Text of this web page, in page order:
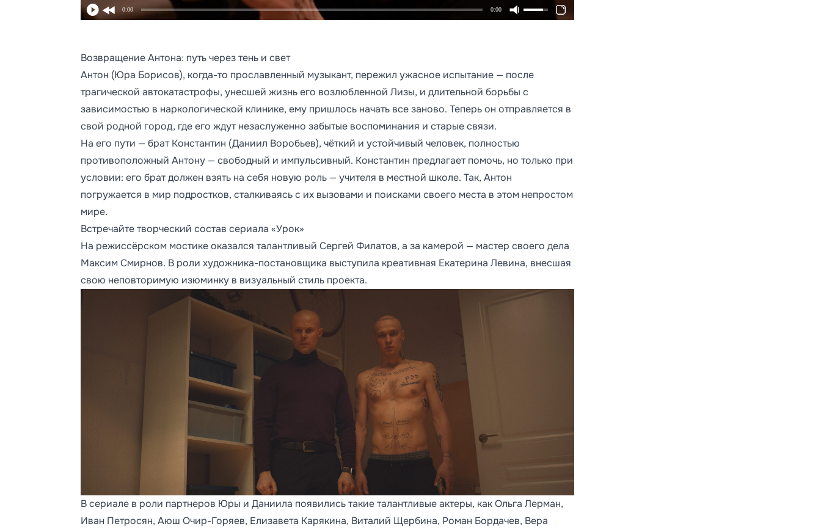
0:00 0:00
Возвращение Антона: путь через тень и свет
Антон (Юра Борисов), когда-то прославленный музыкант, пережил ужасное испытание — после
трагической автокатастрофы, унесшей жизнь его возлюбленной Лизы, и длительной борьбы с
зависимостью в наркологической клинике, ему пришлось начать все заново. Теперь он отправляется в
свой родной город, где его ждут незаслуженно забытые воспоминания и старые связи.
На его пути — брат Константин (Даниил Воробьев), чёткий и устойчивый человек, полностью
противоположный Антону — свободный и импульсивный. Константин предлагает помочь, но только при
условии: его брат должен взять на себя новую роль — учителя в местной школе. Так, Антон
погружается в мир подростков, сталкиваясь с их вызовами и поисками своего места в этом непростом
мире.
Встречайте творческий состав сериала «Урок»
На режиссёрском мостике оказался талантливый Сергей Филатов, а за камерой — мастер своего дела
Максим Смирнов. В роли художника-постановщика выступила креативная Екатерина Левина, внесшая
свою неповторимую изюминку в визуальный стиль проекта.
В сериале в роли партнеров Юры и Даниила появились такие талантливые актеры, как Ольга Лерман,
Иван Петросян, Аюш Очир-Горяев, Елизавета Карякина, Виталий Щербина, Роман Бордачев, Вера